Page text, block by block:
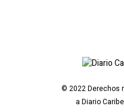
© 2022 Derechos
a Diario